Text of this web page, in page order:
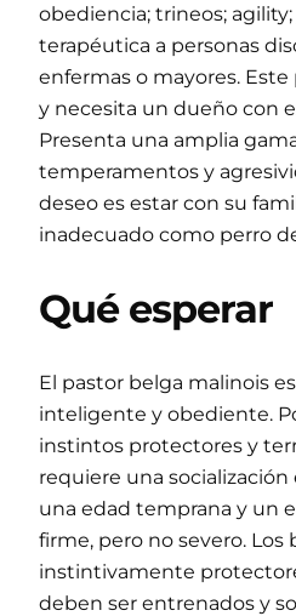
obediencia; trineos;
terapéutica a personas
enfermas o mayores.
y necesita un dueño con
Presenta una amplia
temperamentos y
deseo es estar con su
inadecuado como perro
Qué esperar
El pastor belga malinois
inteligente y obediente.
instintos protectores y
requiere una
una edad temprana y un
firme, pero no severo. Los
instintivamente
deben ser entrenados y